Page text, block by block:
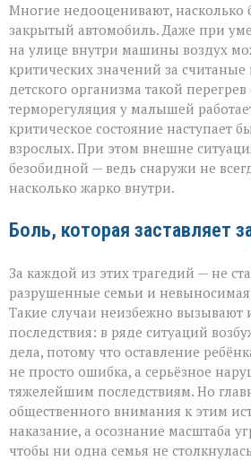
Многие недооценивают, насколько
закрытый автомобиль. Даже при
на улице внутри машины воздух
критических значений за
детского организма такой
терморегуляция у малышей
критическое состояние наступает
взрослых. При этом внешне
безобидной — ведь снаружи не
насколько жарко внутри.
Боль, которая заставляет
За каждой из этих трагедий — не
разрушенные семьи и
Такие случаи неизбежно вызывают
последствия: в ряде ситуаций
дела, потому что оставление
не просто ошибка, а серьёзное
тяжелейшим последствиям. Но
общественного внимания к этим
наказание, а осознание масштаба
чтобы ни одна семья не